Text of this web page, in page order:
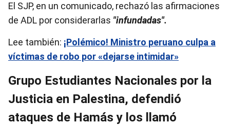
El SJP, en un comunicado, rechazó las afirmaciones
de ADL por considerarlas "infundadas".
Lee también: ¡Polémico! Ministro peruano culpa a
víctimas de robo por «dejarse intimidar»
Grupo Estudiantes Nacionales por la
Justicia en Palestina, defendió
ataques de Hamás y los llamó